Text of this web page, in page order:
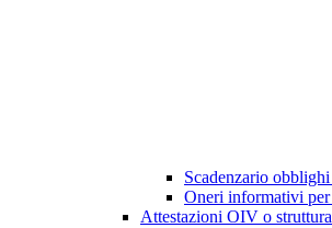
Scadenzario
Oneri informativi
Attestazioni OIV o